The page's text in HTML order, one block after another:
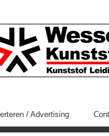
/ Advertising